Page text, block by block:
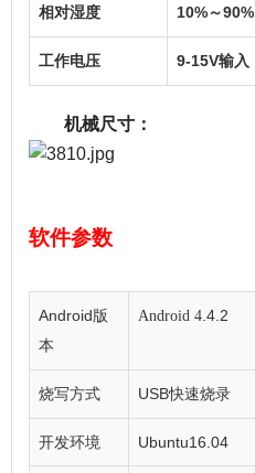
相对湿度 10% ～90%
工作电压 9-15V输入
机械尺寸：
软件参数
Android版
本
Android 4 .4.2
烧写方式 USB快速烧录
开发环境 Ubuntu16.04